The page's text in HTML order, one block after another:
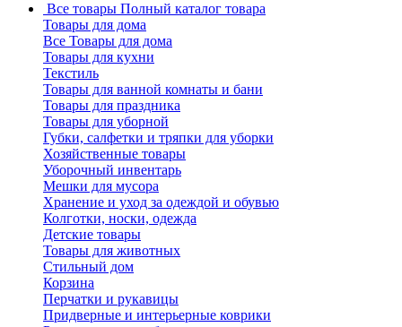
Все товары Полный каталог товара
Товары для дома
Все Товары для дома
Товары для кухни
Текстиль
Товары для ванной комнаты и бани
Товары для праздника
Товары для уборной
Губки, салфетки и тряпки для уборки
Хозяйственные товары
Уборочный инвентарь
Мешки для мусора
Хранение и уход за одеждой и обувью
Колготки, носки, одежда
Детские товары
Товары для животных
Стильный дом
Корзина
Перчатки и рукавицы
Придверные и интерьерные коврики